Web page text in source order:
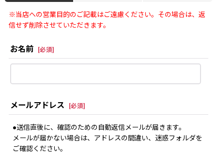
※当店への営業目的のご記載はご遠慮ください。その場合は、返
信せず削除させていただきます。
お名前 [必須]
メールアドレス [必須]
●送信直後に、確認のための自動返信メールが届きます。
メールが届かない場合は、アドレスの間違い、迷惑フォルダを
ご確認ください。